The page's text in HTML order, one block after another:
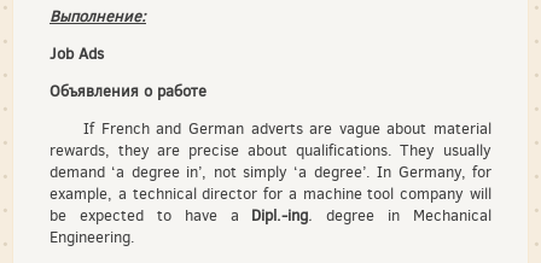
Выполнение:
Job Ads
Объявления о работе
If French and German adverts are vague about material
rewards, they are precise about qualifications. They usually
demand ‘a degree in’, not simply ‘a degree’. In Germany, for
example, a technical director for a machine tool company will
be expected to have a Dipl.-ing. degree in Mechanical
Engineering.